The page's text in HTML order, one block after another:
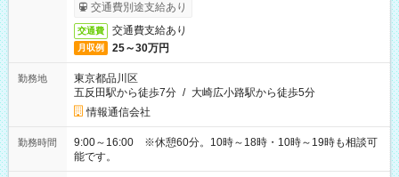
交通費別途支給あり
交通費 交通費支給あり
月収例 25～30万円
勤務地
東京都品川区
五反田駅から徒歩7分 / 大崎広小路駅から徒歩5分
情報通信会社
勤務時間
9:00～16:00 ※休憩60分。10時～18時・10時～19時も相談可
能です。